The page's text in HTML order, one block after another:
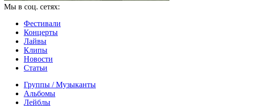
Мы в соц. сетях:
Фестивали
Концерты
Лайвы
Клипы
Новости
Статьи
Группы / Музыканты
Альбомы
Лейблы